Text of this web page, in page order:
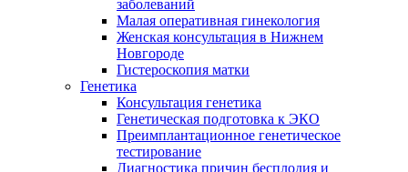
заболеваний
Малая оперативная гинекология
Женская консультация в Нижнем
Новгороде
Гистероскопия матки
Генетика
Консультация генетика
Генетическая подготовка к ЭКО
Преимплантационное генетическое
тестирование
Диагностика причин бесплодия и